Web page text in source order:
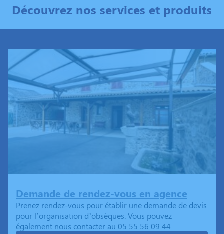
Découvrez nos services et produits
Demande de rendez-vous en agence
Prenez rendez-vous pour établir une demande de devis
pour l’organisation d’obsèques. Vous pouvez
également nous contacter au 05 55 56 09 44